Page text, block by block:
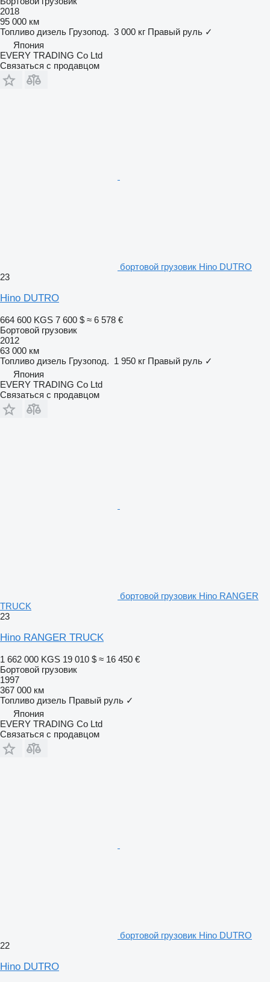
2018
95 000 км
Топливо дизель Грузопод. 3 000 кг Правый руль ✓
Япония
EVERY TRADING Co Ltd
Связаться с продавцом
бортовой грузовик Hino DUTRO
23
Hino DUTRO
664 600 KGS 7 600 $ ≈ 6 578 €
Бортовой грузовик
2012
63 000 км
Топливо дизель Грузопод. 1 950 кг Правый руль ✓
Япония
EVERY TRADING Co Ltd
Связаться с продавцом
бортовой грузовик Hino RANGER
TRUCK
23
Hino RANGER TRUCK
1 662 000 KGS 19 010 $ ≈ 16 450 €
Бортовой грузовик
1997
367 000 км
Топливо дизель Правый руль ✓
Япония
EVERY TRADING Co Ltd
Связаться с продавцом
бортовой грузовик Hino DUTRO
22
Hino DUTRO